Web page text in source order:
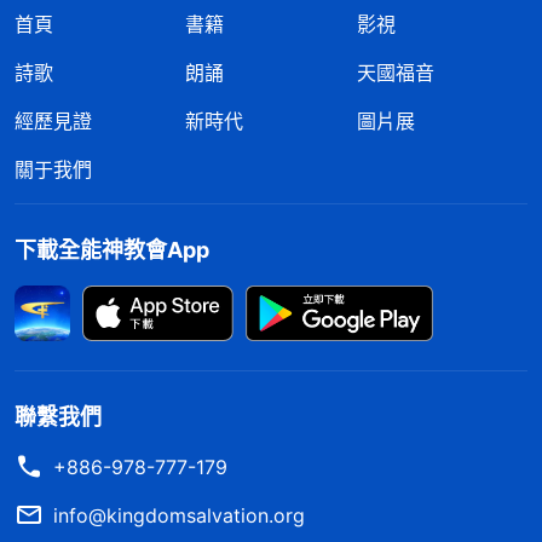
首頁 書籍
影視
詩歌
朗誦
天國福音
經歷見證
新時代
圖片展
關于我們
下載全能神教會App
聯繫我們
+886-978-777-179
info@kingdomsalvation.org